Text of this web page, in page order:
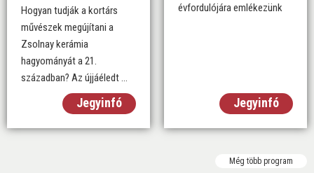
Hogyan tudják a kortárs
művészek megújítani a
Zsolnay kerámia
hagyományát a 21.
században? Az újjáéledt ...
Jegyinfó
évfordulójára emlékezünk
Jegyinfó
Még több program